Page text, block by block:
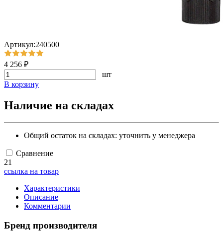
Артикул:240500
4 256 ₽
шт
В корзину
Наличие на складах
Общий остаток на складах: уточнить у менеджера
Сравнение
21
ссылка на товар
Характеристики
Описание
Комментарии
Бренд производителя